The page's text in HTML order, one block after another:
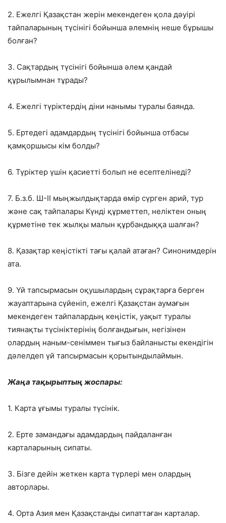
2. Ежелгі Қазақстан жерін мекендеген қола дәуірі
тайпаларының түсінігі бойынша әлемнің неше бұрышы
болған?
3. Сақтардың түсінігі бойынша әлем қандай
құрылымнан тұрады?
4. Ежелгі түріктердің діни нанымы туралы баянда.
5. Ертедегі адамдардың түсінігі бойынша отбасы
қамқоршысы кім болды?
6. Түріктер үшін қасиетті болып не есептелінеді?
7. Б.з.б. Ш-ІІ мыңжылдықтарда өмір сүрген арий, тур
және сақ тайпалары Күнді құрметтеп, неліктен оның
құрметіне тек жылқы малын құрбандыққа шалған?
8. Қазақтар кеңістікті тағы қалай атаған? Синонимдерін
ата.
9. Үй тапсырмасын оқушылардың сұрақтарға берген
жауаптарына сүйеніп, ежелгі Қазақстан аумағын
мекендеген тайпалардың кеңістік, уақыт туралы
тиянақты түсініктерінің болғандығын, негізінен
олардың наным-сеніммен тығыз байланысты екендігін
дәлелдеп үй тапсырмасын қорытындылаймын.
Жаңа тақырыптың жоспары:
1. Карта ұғымы туралы түсінік.
2. Ерте замандағы адамдардың пайдаланған
карталарының сипаты.
3. Бізге дейін жеткен карта түрлері мен олардың
авторлары.
4. Орта Азия мен Қазақстанды сипаттаған карталар.